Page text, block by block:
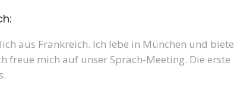
aus Frankreich. Ich lebe in München und biete
freue mich auf unser Sprach-Meeting. Die erste